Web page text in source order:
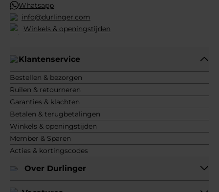
Whatsapp
info@durlinger.com
Winkels & openingstijden
Klantenservice
Bestellen & bezorgen
Ruilen & retourneren
Garanties & klachten
Betalen & terugbetalingen
Winkels & openingstijden
Member & Sparen
Acties & kortingscodes
Over Durlinger